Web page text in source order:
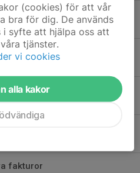
Sand
2025
fakturor
(cookies) för att vår
bra för dig. De används
i syfte att hjälpa oss att
tjänster.
vi cookies
alla kakor